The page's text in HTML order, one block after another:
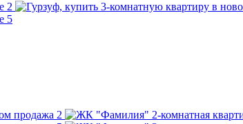
2
5
2